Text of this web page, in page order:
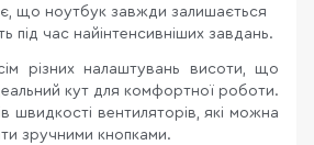
що ноутбук завжди залишається
під час найінтенсивніших завдань.
різних налаштувань висоти, що
кут для комфортної роботи.
швидкості вентиляторів, які можна
зручними кнопками.